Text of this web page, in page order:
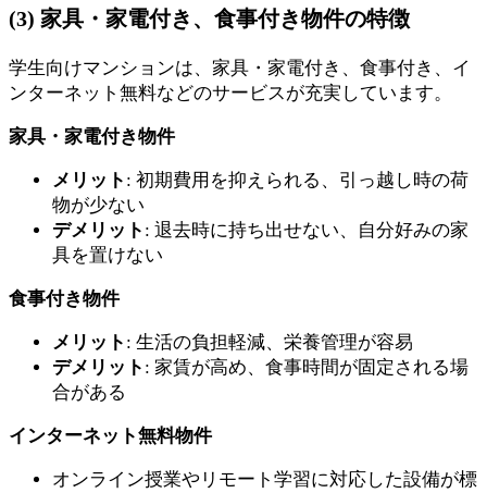
(3) 家具・家電付き、食事付き物件の特徴
学生向けマンションは、家具・家電付き、食事付き、イ
ンターネット無料などのサービスが充実しています。
家具・家電付き物件
メリット : 初期費用を抑えられる、引っ越し時の荷
物が少ない
デメリット : 退去時に持ち出せない、自分好みの家
具を置けない
食事付き物件
メリット : 生活の負担軽減、栄養管理が容易
デメリット : 家賃が高め、食事時間が固定される場
合がある
インターネット無料物件
オンライン授業やリモート学習に対応した設備が標